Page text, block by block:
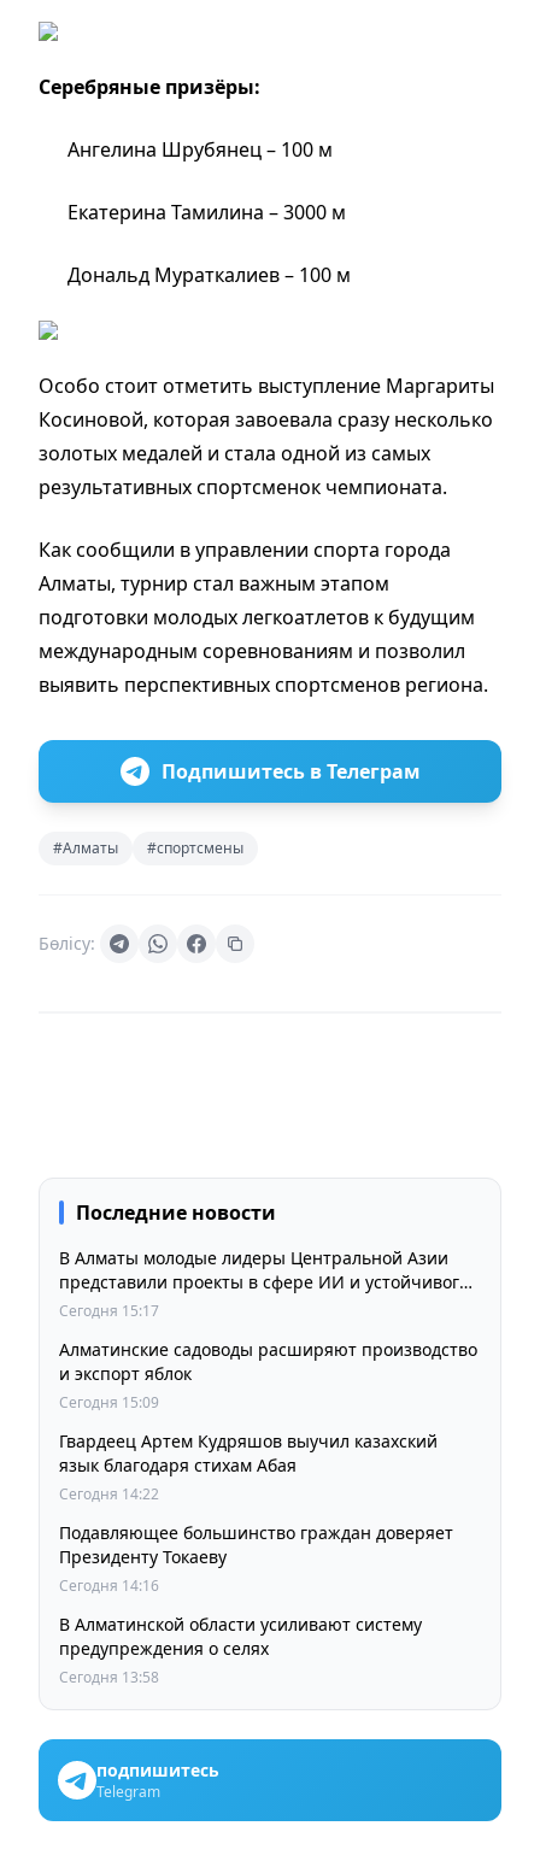
Серебряные призёры:
Ангелина Шрубянец – 100 м
Екатерина Тамилина – 3000 м
Дональд Мураткалиев – 100 м
Особо стоит отметить выступление Маргариты
Косиновой, которая завоевала сразу несколько
золотых медалей и стала одной из самых
результативных спортсменок чемпионата.
Как сообщили в управлении спорта города
Алматы, турнир стал важным этапом
подготовки молодых легкоатлетов к будущим
международным соревнованиям и позволил
выявить перспективных спортсменов региона.
Подпишитесь в Телеграм
#Алматы #спортсмены
Бөлісу:
Последние новости
В Алматы молодые лидеры Центральной Азии
представили проекты в сфере ИИ и устойчивого
развития
Сегодня 15:17
Алматинские садоводы расширяют производство
и экспорт яблок
Сегодня 15:09
Гвардеец Артем Кудряшов выучил казахский
язык благодаря стихам Абая
Сегодня 14:22
Подавляющее большинство граждан доверяет
Президенту Токаеву
Сегодня 14:16
В Алматинской области усиливают систему
предупреждения о селях
Сегодня 13:58
подпишитесь
Telegram